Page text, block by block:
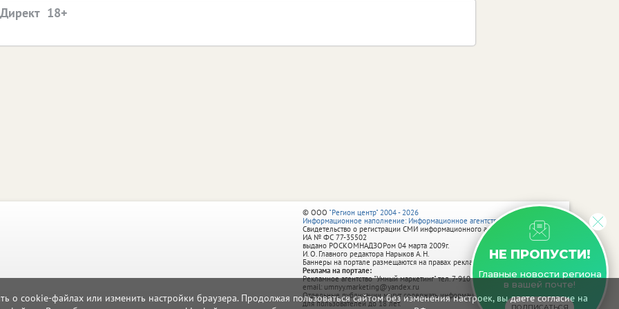
о cookie-файлах или изменить настройки браузера. Продолжая пользоваться сайтом без изменения настроек, вы даете согласие на
НЕ ПРОПУСТИ!
Главные новости региона
в вашей почте!
© ООО "Регион центр" 2004 - 2026
Информационное наполнение: Информационное агентство vRossii.ru
Свидетельство о регистрации СМИ информационного агентства vRossii.ru
ИА № ФС 77‑35502
выдано РОСКОМНАДЗОРом 04 марта 2009г.
И. О. Главного редактора Нарыков А. Н.
Баннеры на портале размещаются на правах рекламы.
Реклама на портале:
Рекламное агентство "Умный маркетинг" тел. 7-910-267-70-40,
email: umnyy.marketing@yandex.ru
Отдельные публикации могут содержать информацию, не предназначенную
для пользователей до 18 лет.